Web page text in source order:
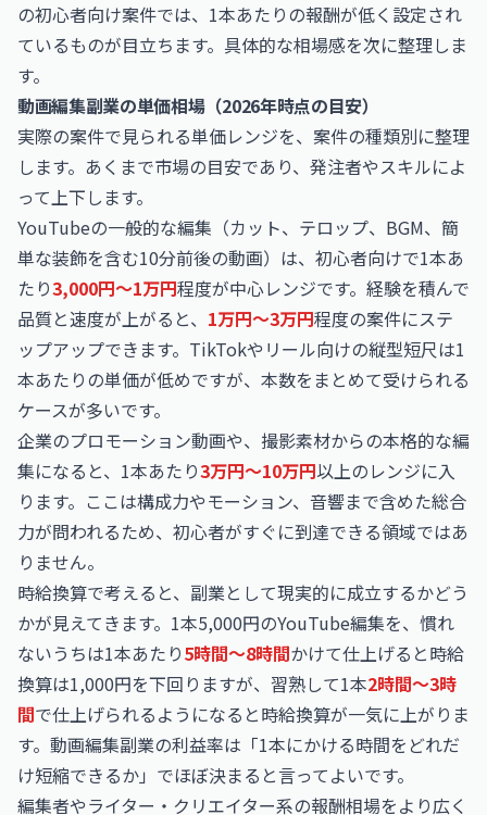
の初心者向け案件では、1本あたりの報酬が低く設定され
ているものが目立ちます。具体的な相場感を次に整理しま
す。
動画編集副業の単価相場（2026年時点の目安）
実際の案件で見られる単価レンジを、案件の種類別に整理
します。あくまで市場の目安であり、発注者やスキルによ
って上下します。
YouTubeの一般的な編集（カット、テロップ、BGM、簡
単な装飾を含む10分前後の動画）は、初心者向けで1本あ
たり3,000円〜1万円程度が中心レンジです。経験を積んで
品質と速度が上がると、 1万円〜3万円程度の案件にステ
ップアップできます。TikTokやリール向けの縦型短尺は1
本あたりの単価が低めですが、本数をまとめて受けられる
ケースが多いです。
企業のプロモーション動画や、撮影素材からの本格的な編
集になると、1本あたり3万円〜10万円以上のレンジに入
ります。ここは構成力やモーション、音響まで含めた総合
力が問われるため、初心者がすぐに到達できる領域ではあ
りません。
時給換算で考えると、副業として現実的に成立するかどう
かが見えてきます。1本5,000円のYouTube編集を、慣れ
ないうちは1本あたり5時間〜8時間かけて仕上げると時給
換算は1,000円を下回りますが、習熟して1本2時間〜3時
間で仕上げられるようになると時給換算が一気に上がりま
す。動画編集副業の利益率は「1本にかける時間をどれだ
け短縮できるか」でほぼ決まると言ってよいです。
編集者やライター・クリエイター系の報酬相場をより広く